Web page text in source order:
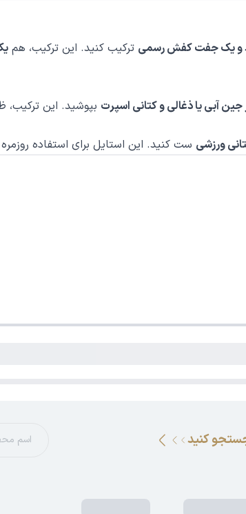
و یک جفت کفش رسمی ترکیب کنید. این ترکیب، هم
آبی یا ذغالی و کتانی اسپرت بپوشید. این ترکیب،
ورزشی ست کنید. این استایل برای استفاده
کنید